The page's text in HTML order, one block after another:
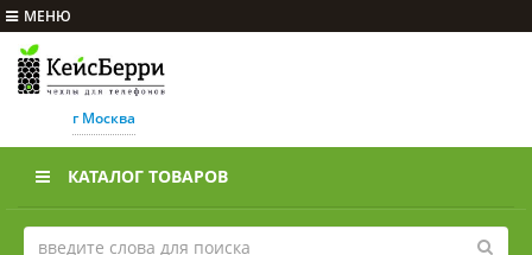
МЕНЮ
г Москва
КАТАЛОГ ТОВАРОВ